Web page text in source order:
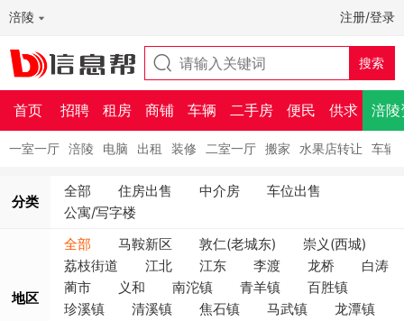
涪陵 注册/登录
首页 招聘 租房 商铺 车辆 二手房 便民 供求 涪陵
一室一厅 涪陵 电脑 出租 装修 二室一厅 搬家 水果店转让 车辆
分类
全部 住房出售 中介房
车位出售
公寓/写字楼
地区
全部 马鞍新区 敦仁(老城东)
崇义(西城)
荔枝街道
江北 江东 李渡 龙桥
白涛
蔺市
义和 南沱镇 青羊镇
百胜镇
珍溪镇
清溪镇 焦石镇 马武镇
龙潭镇